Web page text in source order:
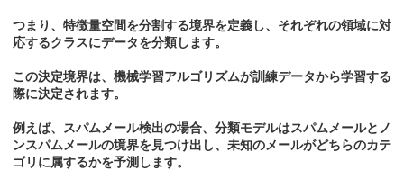
つまり、特徴量空間を分割する境界を定義し、それぞれの領域に対
応するクラスにデータを分類します。
この決定境界は、機械学習アルゴリズムが訓練データから学習する
際に決定されます。
例えば、スパムメール検出の場合、分類モデルはスパムメールとノ
ンスパムメールの境界を見つけ出し、未知のメールがどちらのカテ
ゴリに属するかを予測します。